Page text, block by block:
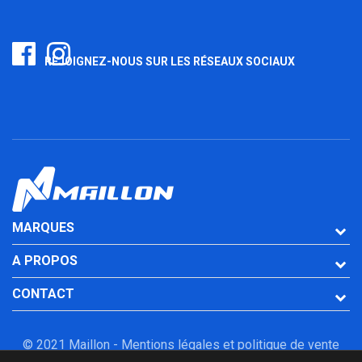
REJOIGNEZ-NOUS SUR LES RÉSEAUX SOCIAUX
MARQUES
A PROPOS
CONTACT
© 2021 Maillon - Mentions légales et politique de vente